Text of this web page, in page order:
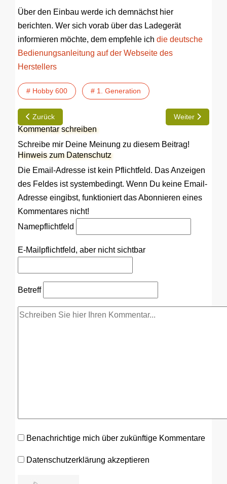
Über den Einbau werde ich demnächst hier
berichten. Wer sich vorab über das Ladegerät
informieren möchte, dem empfehle ich die deutsche
Bedienungsanleitung auf der Webseite des
Herstellers
# Hobby 600 # 1. Generation
Vorheriger Beitrag: REP | Wohnmobil aufbocken
Zurück Nächster
Weiter
Kommentar schreiben
Schreibe mir Deine Meinung zu diesem Beitrag!
Hinweis zum Datenschutz
Die Email-Adresse ist kein Pflichtfeld. Das Anzeigen
des Feldes ist systembedingt. Wenn Du keine Email-
Adresse eingibst, funktioniert das Abonnieren eines
Kommentares nicht!
Namepflichtfeld
E-Mail pflichtfeld, aber nicht sichtbar
Betreff
Benachrichtige mich über zukünftige Kommentare
Datenschutzerklärung akzeptieren